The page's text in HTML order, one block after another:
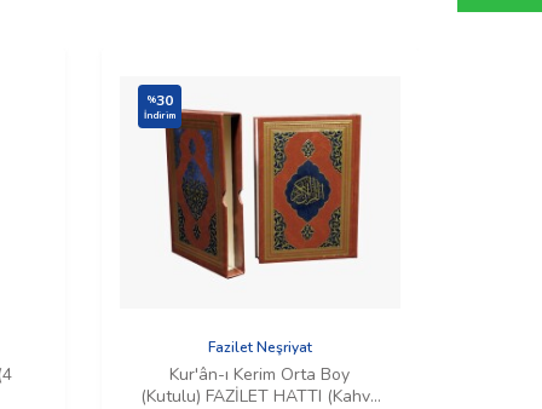
%30
İndirim
Fazilet Neşriyat
Kur'ân-ı Kerim Orta Boy
(Kutulu) FAZİLET HATTI (Kahve